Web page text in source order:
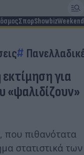
ΣπορShowbizWeekend
για
«ψαλιδίζουν»
που πιθανότατα
στατιστικά των